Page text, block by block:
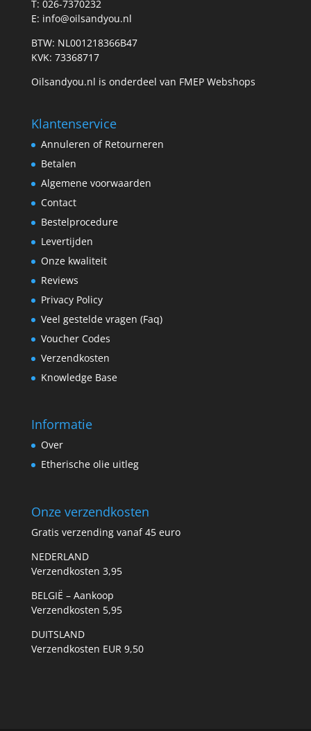
T: 026-7370232
E: info@oilsandyou.nl
BTW: NL001218366B47
KVK: 73368717
Oilsandyou.nl is onderdeel van FMEP Webshops
Klantenservice
Annuleren of Retourneren
Betalen
Algemene voorwaarden
Contact
Bestelprocedure
Levertijden
Onze kwaliteit
Reviews
Privacy Policy
Veel gestelde vragen (Faq)
Voucher Codes
Verzendkosten
Knowledge Base
Informatie
Over
Etherische olie uitleg
Onze verzendkosten
Gratis verzending vanaf 45 euro
NEDERLAND
Verzendkosten 3,95
BELGIË – Aankoop
Verzendkosten 5,95
DUITSLAND
Verzendkosten EUR 9,50